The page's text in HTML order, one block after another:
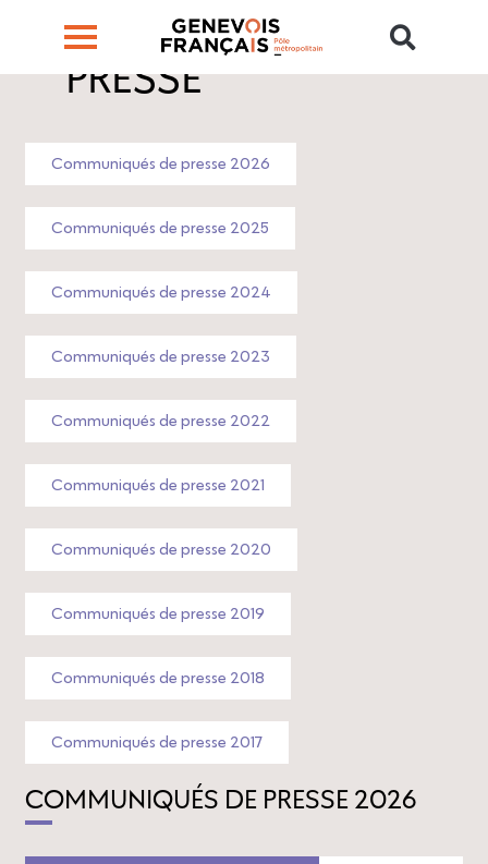
PRESSE
Communiqués de presse 2026
Communiqués de presse 2025
Communiqués de presse 2024
Communiqués de presse 2023
Communiqués de presse 2022
Communiqués de presse 2021
Communiqués de presse 2020
Communiqués de presse 2019
Communiqués de presse 2018
Communiqués de presse 2017
COMMUNIQUÉS DE PRESSE 2026